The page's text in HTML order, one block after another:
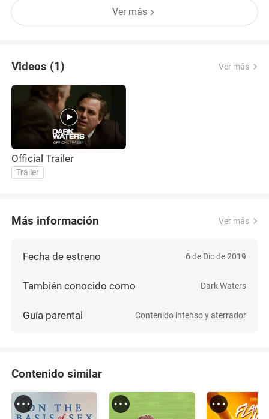
Ver más
Videos (1) Ver más
Official Trailer
Tráiler
Más información Ver más
Fecha de estreno 6 de Dic de 2019
También conocido como Dark Waters
Guía parental Contenido intenso y aterrador
Contenido similar